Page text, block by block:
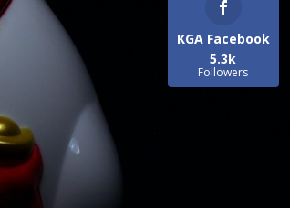
KGA Facebook
5.3k
Followers